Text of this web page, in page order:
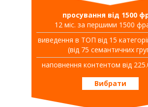
просування від 1500
12 міс. за першими 1500
виведення в ТОП від 15
(від 75 семантичних
наповнення контентом від
Вибрати